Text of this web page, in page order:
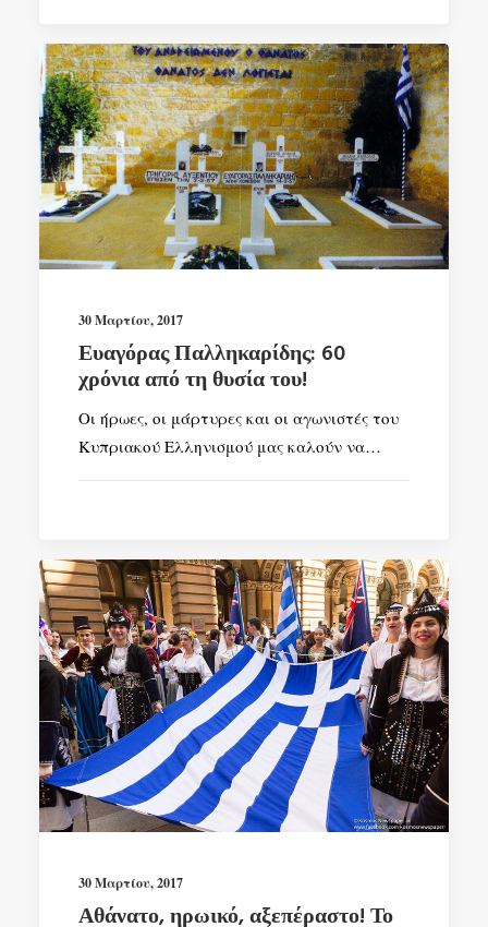
30 Μαρτίου, 2017
Ευαγόρας Παλληκαρίδης: 60
χρόνια από τη θυσία του!
Οι ήρωες, οι μάρτυρες και οι αγωνιστές του
Κυπριακού Ελληνισμού μας καλούν να…
30 Μαρτίου, 2017
Αθάνατο, ηρωικό, αξεπέραστο! Το